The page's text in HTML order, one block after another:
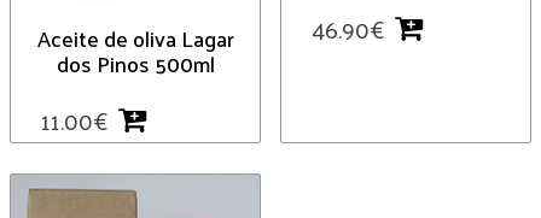
Aceite de oliva Lagar
dos Pinos 500ml
11.00€
46.90€